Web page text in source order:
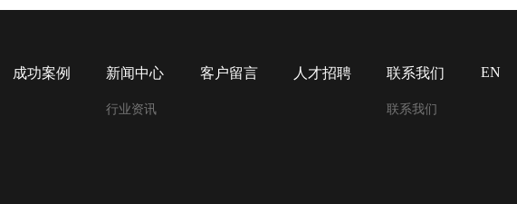
成功案例 新闻中心
行业资讯
客户留言 人才招聘 联系我们
联系我们
EN